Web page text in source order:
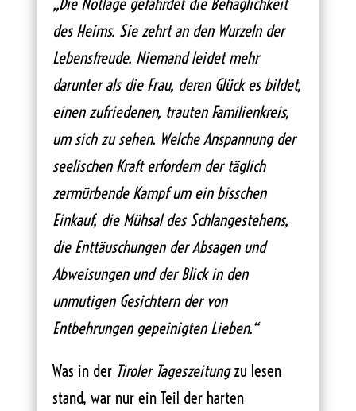
des Heims. Sie zehrt an den Wurzeln der
Lebensfreude. Niemand leidet mehr
darunter als die Frau, deren Glück es bildet,
einen zufriedenen, trauten Familienkreis,
um sich zu sehen. Welche Anspannung der
seelischen Kraft erfordern der täglich
zermürbende Kampf um ein bisschen
Einkauf, die Mühsal des Schlangestehens,
die Enttäuschungen der Absagen und
Abweisungen und der Blick in den
unmutigen Gesichtern der von
Entbehrungen gepeinigten Lieben.“
Was in der Tiroler Tageszeitungzu lesen
stand, war nur ein Teil der harten